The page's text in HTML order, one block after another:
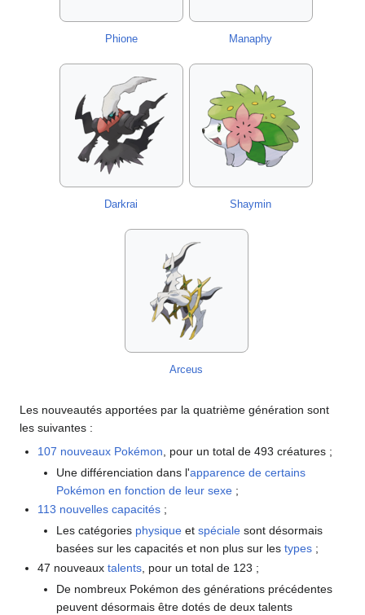
Phione Manaphy
Darkrai Shaymin
Arceus
Les nouveautés apportées par la quatrième génération sont
les suivantes :
107 nouveaux Pokémon , pour un total de 493 créatures ;
Une différenciation dans l'apparence de certains
Pokémon en fonction de leur sexe ;
113 nouvelles capacités ;
Les catégories physiqueet spécialesont désormais
basées sur les capacités et non plus sur les types ;
47 nouveauxtalents , pour un total de 123 ;
De nombreux Pokémon des générations précédentes
peuvent désormais être dotés de deux talents